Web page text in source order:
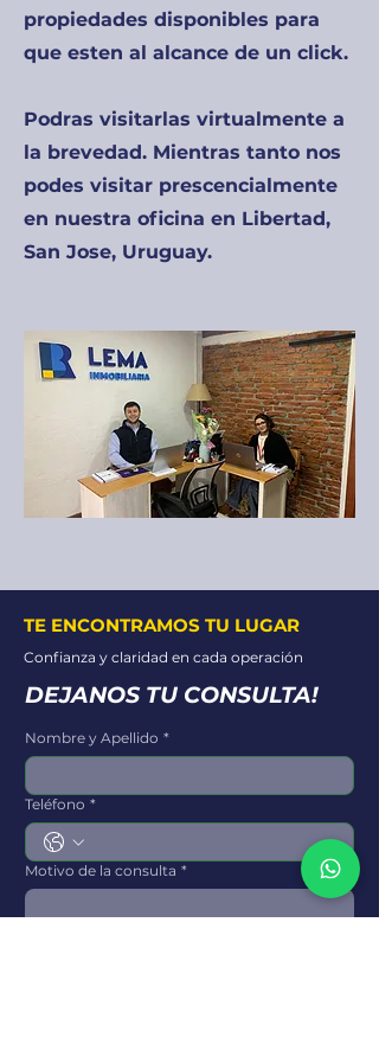
propiedades disponibles para
que esten al alcance de un click.
Podras visitarlas virtualmente a
la brevedad. Mientras tanto nos
podes visitar prescencialmente
en nuestra oficina en Libertad,
San Jose, Uruguay.
TE ENCONTRAMOS TU LUGAR
Confianza y claridad en cada operación
DEJANOS TU CONSULTA!
Nombre y Apellido *
Teléfono *
Motivo de la consulta *